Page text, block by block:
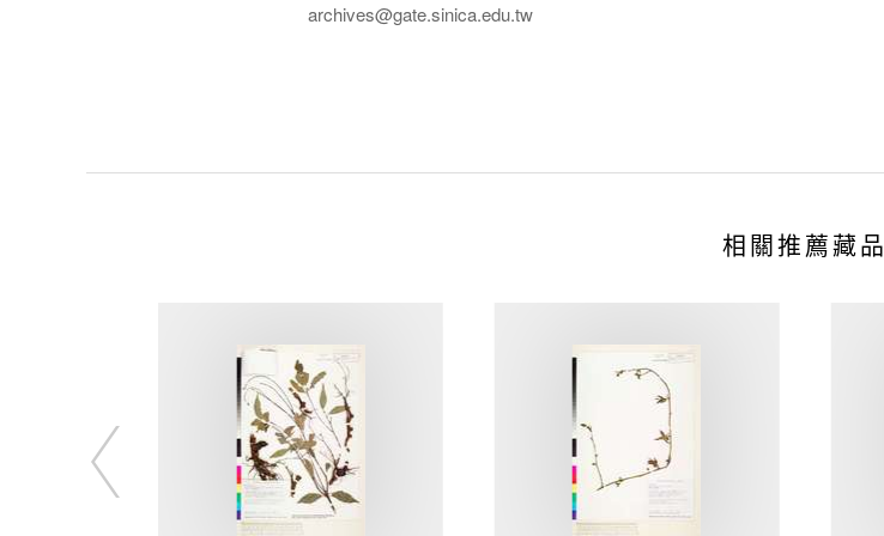
archives@gate.sinica.edu.tw
相關推薦藏品